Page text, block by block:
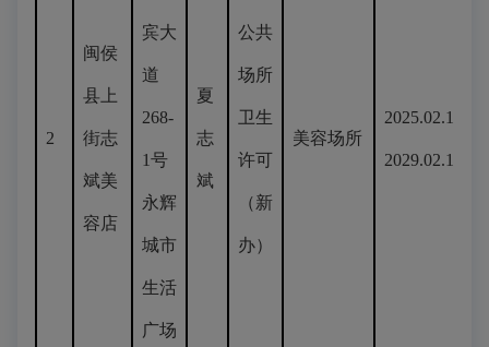
2
闽侯
县上
街志
斌美
容店
宾大
道
268-
1号
永辉
城市
生活
广场
夏
志
斌
公共
场所
卫生
许可
（新
办）
美容场所
2025.02.18-
2029.02.17